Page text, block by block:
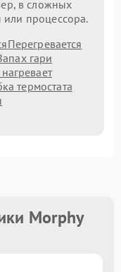
в сложных
или процессора.
Перегревается
гари
термостата
Morphy